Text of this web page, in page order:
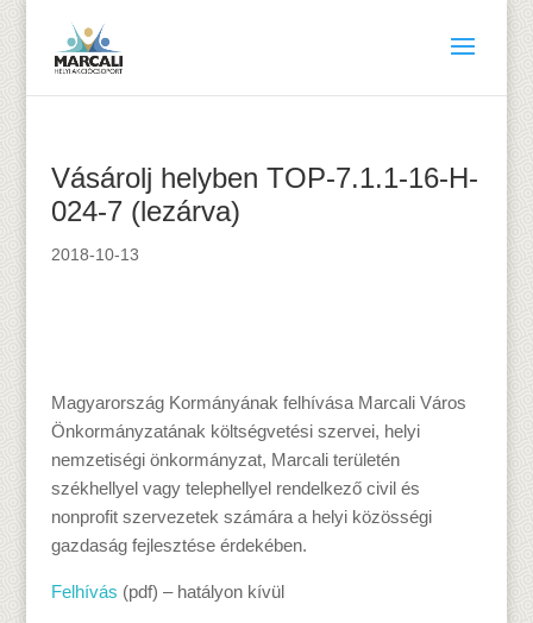
Vásárolj helyben TOP-7.1.1-16-H-
024-7 (lezárva)
2018-10-13
Magyarország Kormányának felhívása Marcali Város
Önkormányzatának költségvetési szervei, helyi
nemzetiségi önkormányzat, Marcali területén
székhellyel vagy telephellyel rendelkező civil és
nonprofit szervezetek számára a helyi közösségi
gazdaság fejlesztése érdekében.
Felhívás (pdf) – hatályon kívül